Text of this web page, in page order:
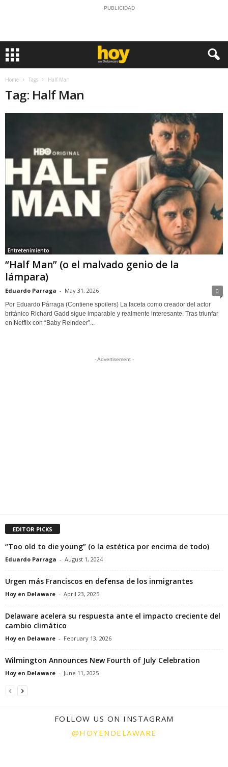
PUBLICIDAD
Home Tags Half Man
Tag: Half Man
Entretenimiento
“Half Man” (o el malvado genio de la
lámpara)
Eduardo Parraga - May 31, 2026 0
Por Eduardo Párraga (Contiene spoilers) La faceta como creador del actor
británico Richard Gadd sigue imparable y realmente interesante. Tras triunfar
en Netflix con “Baby Reindeer”...
- Advertisement -
EDITOR PICKS
“Too old to die young” (o la estética por encima de todo)
Eduardo Parraga - August 1, 2024
Urgen más Franciscos en defensa de los inmigrantes
Hoy en Delaware - April 23, 2025
Delaware acelera su respuesta ante el impacto creciente del
cambio climático
Hoy en Delaware - February 13, 2026
Wilmington Announces New Fourth of July Celebration
Hoy en Delaware - June 11, 2025
FOLLOW US ON INSTAGRAM
@HOYENDELAWARE